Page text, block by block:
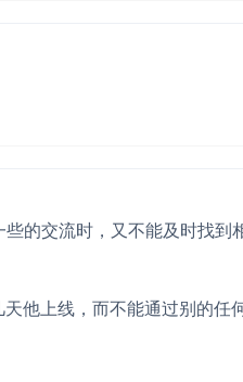
的交流时，又不能及时找到
他上线，而不能通过别的任